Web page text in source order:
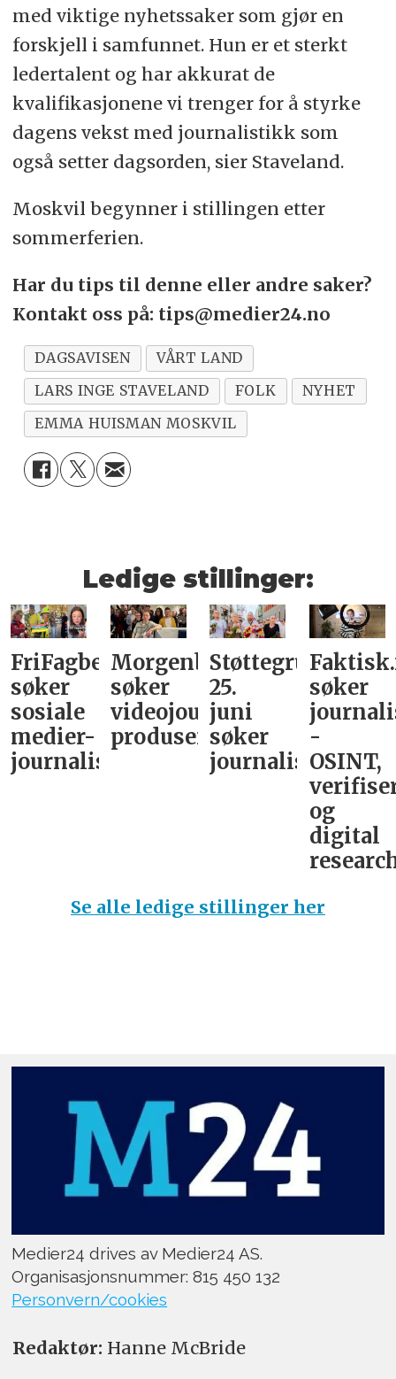
med viktige nyhetssaker som gjør en
forskjell i samfunnet. Hun er et sterkt
ledertalent og har akkurat de
kvalifikasjonene vi trenger for å styrke
dagens vekst med journalistikk som
også setter dagsorden, sier Staveland.
Moskvil begynner i stillingen etter
sommerferien.
Har du tips til denne eller andre saker?
Kontakt oss på: tips@medier24.no
DAGSAVISEN
VÅRT LAND
LARS INGE STAVELAND
FOLK
NYHET
EMMA HUISMAN MOSKVIL
Ledige stillinger:
FriFagbevegelse
søker
sosiale
medier-
journalist
Morgenbladet
søker
videojournalist/podkast-
produsent
Støttegruppa
25.
juni
søker
journalist
søker
-
OSINT,
og
digital
Se alle ledige stillinger her
Medier24 drives av Medier24 AS.
Organisasjonsnummer: 815 450 132
Personvern/cookies
Redaktør: Hanne McBride